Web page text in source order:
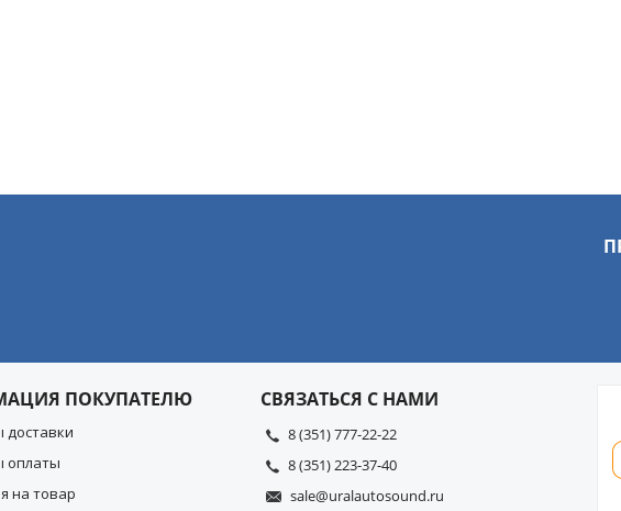
ПОКУПАТЕЛЮ
доставки
оплаты
на товар
СВЯЗАТЬСЯ С НАМИ
8 (351) 777-22-22
8 (351) 223-37-40
sale@uralautosound.ru